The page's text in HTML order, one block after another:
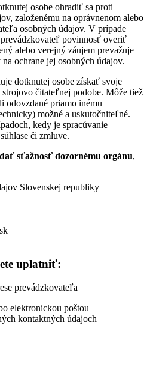
osobe ohradiť sa proti
založenému na oprávnenom alebo
osobných údajov. V prípade
povinnosť overiť
alebo verejný záujem prevažuje
ochrane jej osobných údajov.
dotknutej osobe získať svoje
čitateľnej podobe. Môže tiež
odovzdané priamo inému
možné a uskutočniteľné.
kedy je spracúvanie
či zmluve.
sťažnosť dozornému orgánu,
Slovenskej republiky
uplatniť:
prevádzkovateľa
elektronickou poštou
kontaktných údajoch